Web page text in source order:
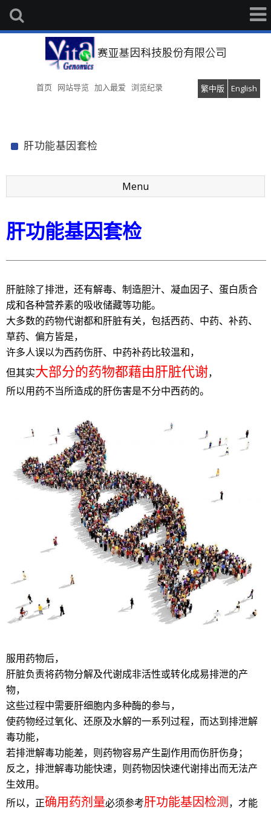
首页 网站导览 加入最爱 繁中版 English
浏览纪录
肝功能基因套检
Menu
肝功能基因套检
肝脏除了排泄，还有解毒、制造胆汁、凝血因子、蛋白质合
成和各种营养素的吸收储藏等功能。
大多数的药物代谢都和肝脏有关，包括西药、中药、补药、
草药、偏方皆是，
许多人误以为西药伤肝、中药补药比较温和，
但其实大部分的药物都藉由肝脏代谢，
所以用药不当所造成的肝伤害是不分中西药的。
服用药物后，
肝脏负责将药物分解及代谢成非活性或转化成易排泄的产
物，
这些过程中需要肝细胞内多种酶的参与，
使药物经过氧化、还原及水解的一系列过程，而达到排泄解
毒功能，
若排泄解毒功能差，则药物容易产生副作用而伤肝伤身；
反之，排泄解毒功能快速，则药物因快速代谢排出而无法产
生效用。
所以，正确用药剂量必须参考肝功能基因检测 ，才能